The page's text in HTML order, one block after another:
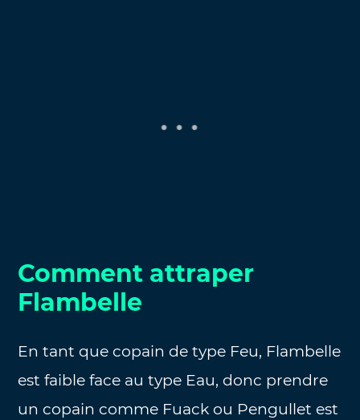
Comment attraper
Flambelle
En tant que copain de type Feu, Flambelle
est faible face au type Eau, donc prendre
un copain comme Fuack ou Pengullet est